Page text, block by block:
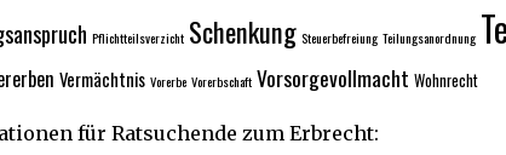
Pflichtteilsverzicht Schenkung Steuerbefreiung Teilungsanordnung
Vermächtnis Vorerbe Vorerbschaft Vorsorgevollmacht Wohnrecht
für Ratsuchende zum Erbrecht: